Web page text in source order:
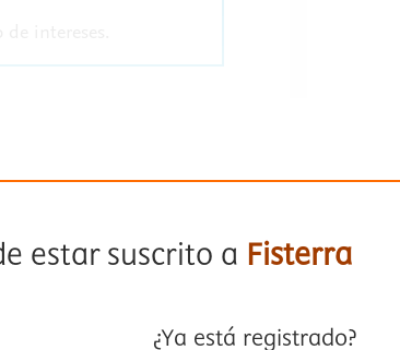
estar suscrito a Fisterra
¿Ya está registrado?